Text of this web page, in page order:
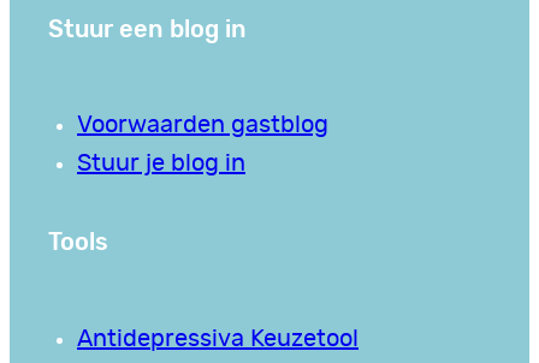
Stuur een blog in
Voorwaarden gastblog
Stuur je blog in
Tools
Antidepressiva Keuzetool